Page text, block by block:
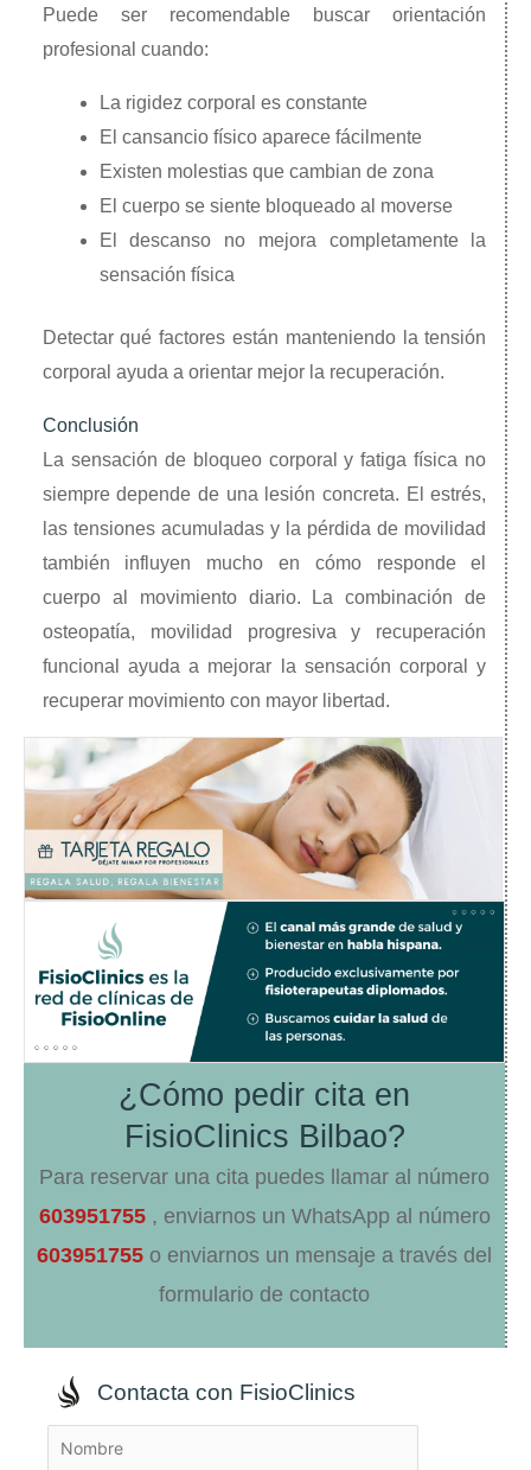
Puede ser recomendable buscar orientación
profesional cuando:
La rigidez corporal es constante
El cansancio físico aparece fácilmente
Existen molestias que cambian de zona
El cuerpo se siente bloqueado al moverse
El descanso no mejora completamente la
sensación física
Detectar qué factores están manteniendo la tensión
corporal ayuda a orientar mejor la recuperación.
Conclusión
La sensación de bloqueo corporal y fatiga física no
siempre depende de una lesión concreta. El estrés,
las tensiones acumuladas y la pérdida de movilidad
también influyen mucho en cómo responde el
cuerpo al movimiento diario. La combinación de
osteopatía, movilidad progresiva y recuperación
funcional ayuda a mejorar la sensación corporal y
recuperar movimiento con mayor libertad.
¿Cómo pedir cita en
FisioClinics Bilbao?
Para reservar una cita puedes llamar al número
603951755, enviarnos un WhatsApp al número
603951755 o enviarnos un mensaje a través del
formulario de contacto
Contacta con FisioClinics